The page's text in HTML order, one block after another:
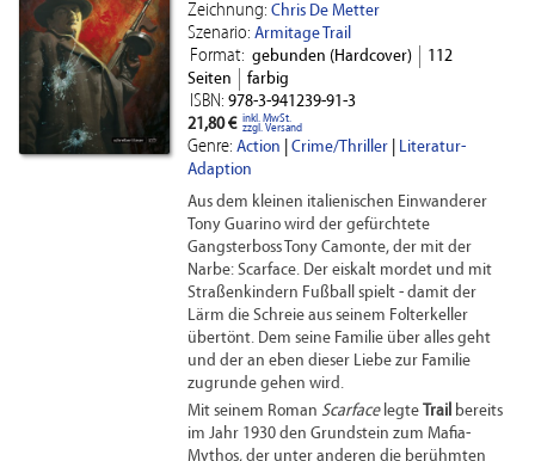
Zeichnung: Chris De Metter
Szenario: Armitage Trail
Format: gebunden (Hardcover)
112
Seiten
farbig
ISBN: 978-3-941239-91-3
21,80 € inkl. MwSt.
zzgl. Versand
Genre: Action Crime/Thriller| Literatur-
Adaption
Aus dem kleinen italienischen Einwanderer
Tony Guarino wird der gefürchtete
Gangsterboss Tony Camonte, der mit der
Narbe: Scarface. Der eiskalt mordet und mit
Straßenkindern Fußball spielt - damit der
Lärm die Schreie aus seinem Folterkeller
übertönt. Dem seine Familie über alles geht
und der an eben dieser Liebe zur Familie
zugrunde gehen wird.
Mit seinem Roman Scarfacelegte Trailbereits
im Jahr 1930 den Grundstein zum Mafia-
Mythos, der unter anderen die berühmten